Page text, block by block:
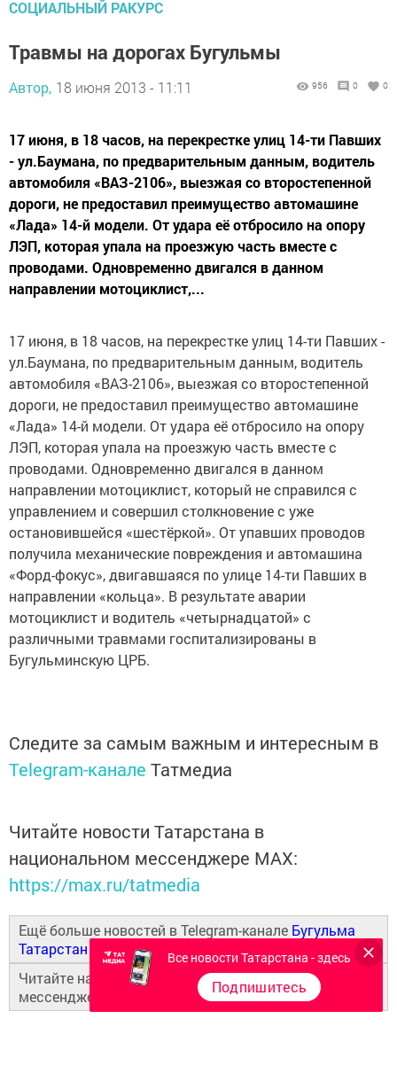
СОЦИАЛЬНЫЙ РАКУРС
Травмы на дорогах Бугульмы
Автор, 18 июня 2013 - 11:11 956 0 0
17 июня, в 18 часов, на перекрестке улиц 14-ти Павших
- ул.Баумана, по предварительным данным, водитель
автомобиля «ВАЗ-2106», выезжая со второстепенной
дороги, не предоставил преимущество автомашине
«Лада» 14-й модели. От удара её отбросило на опору
ЛЭП, которая упала на проезжую часть вместе с
проводами. Одновременно двигался в данном
направлении мотоциклист,...
17 июня, в 18 часов, на перекрестке улиц 14-ти Павших -
ул.Баумана, по предварительным данным, водитель
автомобиля «ВАЗ-2106», выезжая со второстепенной
дороги, не предоставил преимущество автомашине
«Лада» 14-й модели. От удара её отбросило на опору
ЛЭП, которая упала на проезжую часть вместе с
проводами. Одновременно двигался в данном
направлении мотоциклист, который не справился с
управлением и совершил столкновение с уже
остановившейся «шестёркой». От упавших проводов
получила механические повреждения и автомашина
«Форд-фокус», двигавшаяся по улице 14-ти Павших в
направлении «кольца». В результате аварии
мотоциклист и водитель «четырнадцатой» с
различными травмами госпитализированы в
Бугульминскую ЦРБ.
Следите за самым важным и интересным в
Telegram-канале Татмедиа
Читайте новости Татарстана в
национальном мессенджере MАХ:
https://max.ru/tatmedia
Ещё больше новостей в Telegram-канале Бугульма
Татарстан
Читайте наши новости в национальном
мессенджере
«Дзен»
Все новости Татарстана - здесь
Подпишитесь